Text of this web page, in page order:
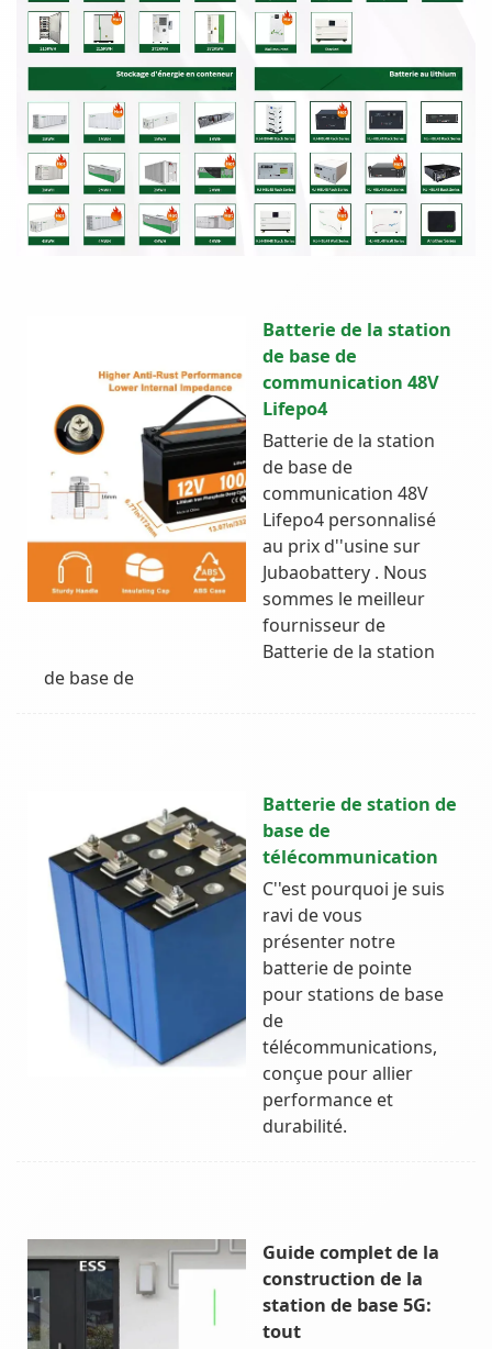
Batterie de la station
de base de
communication 48V
Lifepo4
Batterie de la station
de base de
communication 48V
Lifepo4 personnalisé
au prix d''usine sur
Jubaobattery . Nous
sommes le meilleur
fournisseur de
Batterie de la station
de base de
Batterie de station de
base de
télécommunication
C''est pourquoi je suis
ravi de vous
présenter notre
batterie de pointe
pour stations de base
de
télécommunications,
conçue pour allier
performance et
durabilité.
Guide complet de la
construction de la
station de base 5G:
tout